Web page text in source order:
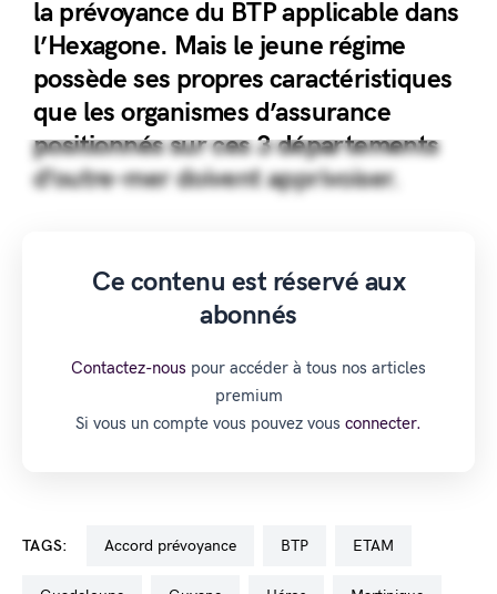
la prévoyance du BTP applicable dans
l’Hexagone. Mais le jeune régime
possède ses propres caractéristiques
que les organismes d’assurance
positionnés sur ces 3 départements
d’outre-mer doivent apprivoiser.
Ce contenu est réservé aux
abonnés
Contactez-nous pour accéder à tous nos articles
premium
Si vous un compte vous pouvez vous connecter.
TAGS: accord prévoyance BTP ETAM